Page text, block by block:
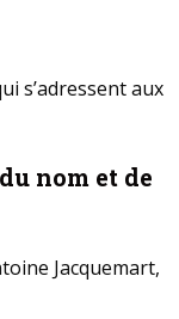
s’adressent aux
nom et de
Jacquemart,